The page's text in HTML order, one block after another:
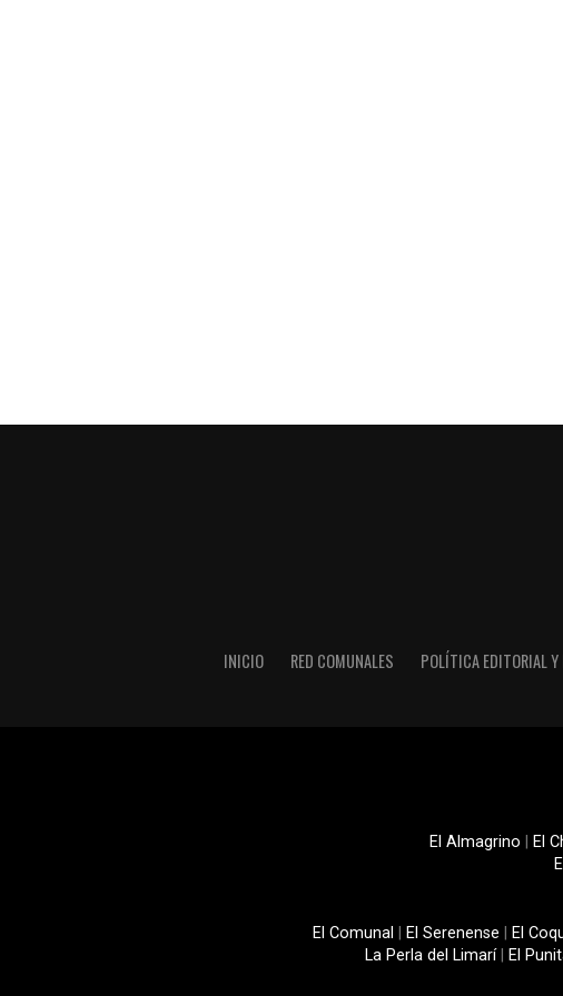
INICIO RED COMUNALES POLÍTICA EDITORIAL Y
El Almagrino El
El Comunal El Serenense El
La Perla del Limarí| El